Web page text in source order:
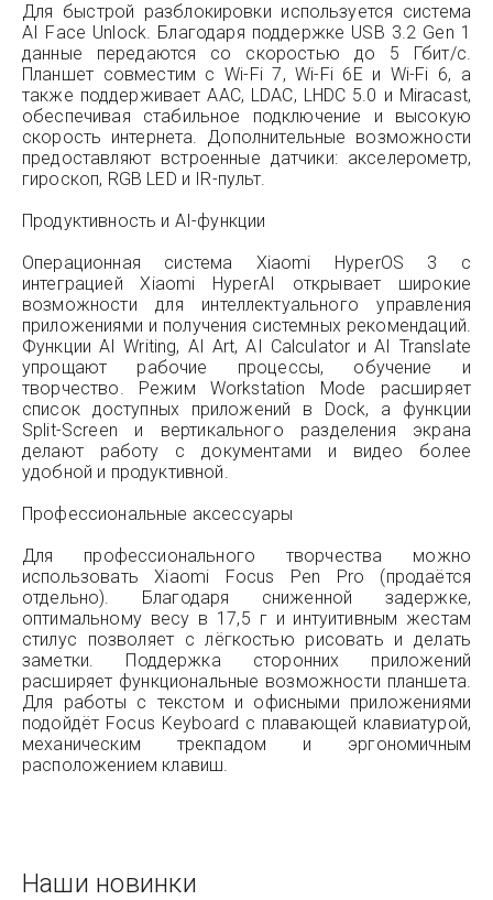
Для быстрой разблокировки используется система
AI Face Unlock. Благодаря поддержке USB 3.2 Gen 1
данные передаются со скоростью до 5 Гбит/с.
Планшет совместим с Wi-Fi 7, Wi-Fi 6E и Wi-Fi 6, а
также поддерживает AAC, LDAC, LHDC 5.0 и Miracast,
обеспечивая стабильное подключение и высокую
скорость интернета. Дополнительные возможности
предоставляют встроенные датчики: акселерометр,
гироскоп, RGB LED и IR-пульт.
Продуктивность и AI-функции
Операционная система Xiaomi HyperOS 3 с
интеграцией Xiaomi HyperAI открывает широкие
возможности для интеллектуального управления
приложениями и получения системных рекомендаций.
Функции AI Writing, AI Art, AI Calculator и AI Translate
упрощают рабочие процессы, обучение и
творчество. Режим Workstation Mode расширяет
список доступных приложений в Dock, а функции
Split-Screen и вертикального разделения экрана
делают работу с документами и видео более
удобной и продуктивной.
Профессиональные аксессуары
Для профессионального творчества можно
использовать Xiaomi Focus Pen Pro (продаётся
отдельно). Благодаря сниженной задержке,
оптимальному весу в 17,5 г и интуитивным жестам
стилус позволяет с лёгкостью рисовать и делать
заметки. Поддержка сторонних приложений
расширяет функциональные возможности планшета.
Для работы с текстом и офисными приложениями
подойдёт Focus Keyboard с плавающей клавиатурой,
механическим трекпадом и эргономичным
расположением клавиш.
Наши новинки